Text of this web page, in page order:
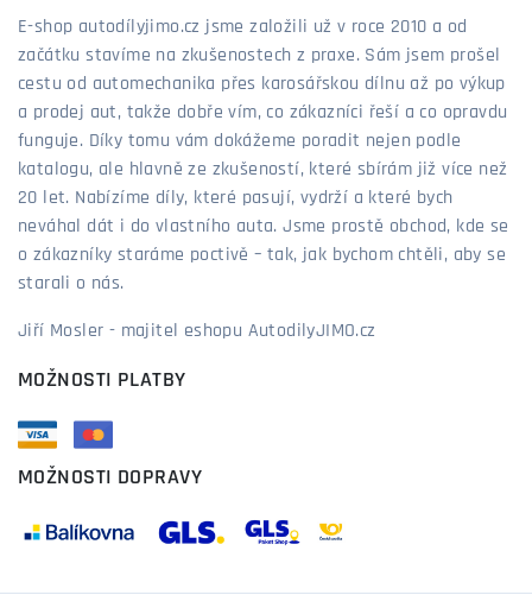
E-shop autodílyjimo.cz jsme založili už v roce 2010 a od
začátku stavíme na zkušenostech z praxe. Sám jsem prošel
cestu od automechanika přes karosářskou dílnu až po výkup
a prodej aut, takže dobře vím, co zákazníci řeší a co opravdu
funguje. Díky tomu vám dokážeme poradit nejen podle
katalogu, ale hlavně ze zkušeností, které sbírám již více než
20 let. Nabízíme díly, které pasují, vydrží a které bych
neváhal dát i do vlastního auta. Jsme prostě obchod, kde se
o zákazníky staráme poctivě – tak, jak bychom chtěli, aby se
starali o nás.
Jiří Mosler - majitel eshopu AutodilyJIMO.cz
MOŽNOSTI PLATBY
MOŽNOSTI DOPRAVY